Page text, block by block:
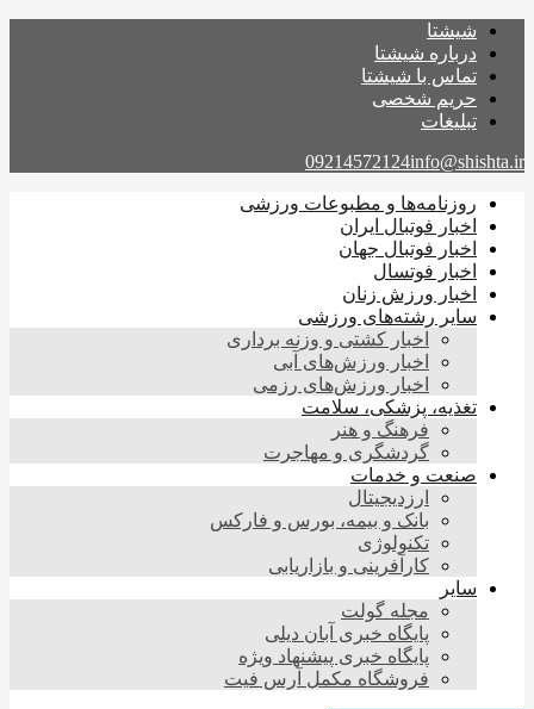
شیشتا
درباره شیشتا
تماس با شیشتا
حریم شخصی
تبلیغات
09214572124info@shishta.ir
روزنامه‌ها و مطبوعات ورزشی
اخبار فوتبال ایران
اخبار فوتبال جهان
اخبار فوتسال
اخبار ورزش زنان
سایر رشته‌های ورزشی
اخبار کشتی و وزنه برداری
اخبار ورزش‌های آبی
اخبار ورزش‌های رزمی
تغذیه، پزشکی، سلامت
فرهنگ و هنر
گردشگری و مهاجرت
صنعت و خدمات
ارزدیجیتال
بانک و بیمه، بورس و فارکس
تکنولوژی
کارآفرینی و بازاریابی
سایر
مجله گولت
پایگاه خبری آبان دیلی
پایگاه خبری پیشنهاد ویژه
فروشگاه مکمل آرس فیت